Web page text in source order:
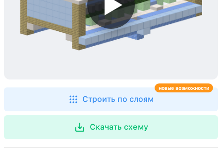
Строить по слоям
новые возможности
Скачать схему